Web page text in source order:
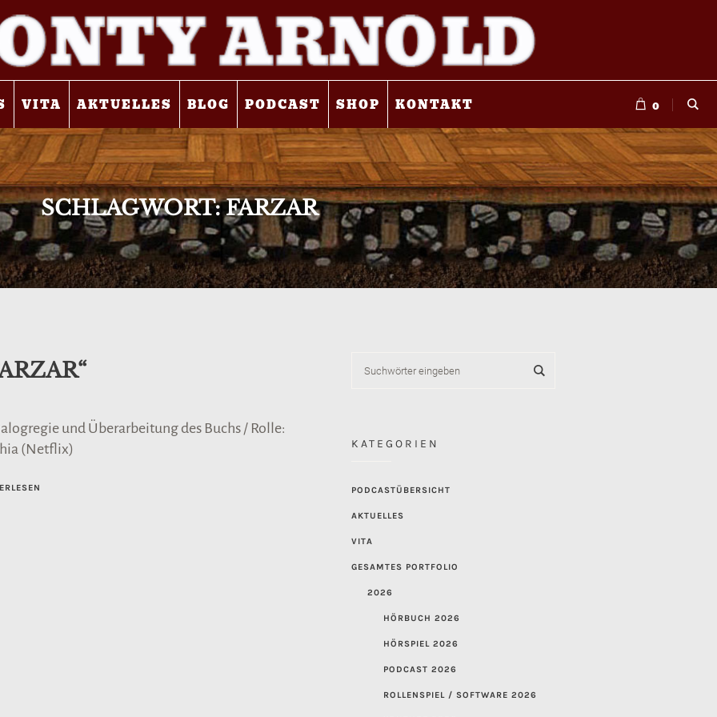
0
VITA AKTUELLES BLOG PODCAST SHOP KONTAKT
SCHLAGWORT:FARZAR
und Überarbeitung des Buchs / Rolle:
(Netflix)
KATEGORIEN
PODCASTÜBERSICHT
AKTUELLES
VITA
GESAMTES PORTFOLIO
2026
HÖRBUCH 2026
HÖRSPIEL 2026
PODCAST 2026
ROLLENSPIEL / SOFTWARE 2026